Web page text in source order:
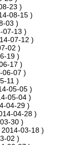
23 )
08-15 )
03 )
07-13 )
07-12 )
02 )
19 )
17 )
06-07 )
11 )
05-05 )
05-04 )
04-29 )
04-28 )
30 )
2014-03-18 )
02 )